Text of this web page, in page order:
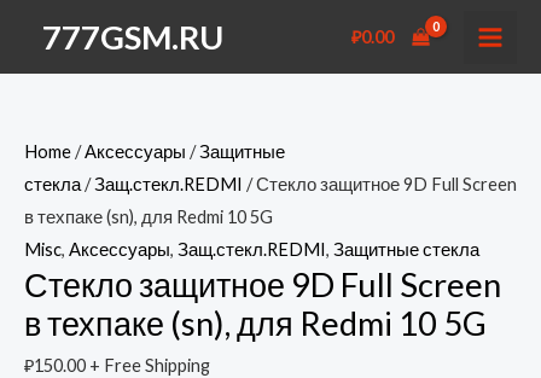
содержимому
777GSM.RU ₽0.00
Home/Аксессуары /Защитные
стекла/Защ.стекл.REDMI / Стекло защитное 9D Full Screen
в техпаке (sn), для Redmi 10 5G
Misc, Аксессуары, Защ.стекл.REDMI, Защитные стекла
Стекло защитное 9D Full Screen
в техпаке (sn), для Redmi 10 5G
₽150.00 + Free Shipping